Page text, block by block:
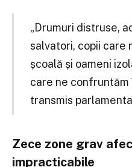
„Drumuri distruse,
salvatori, copii care
școală și oameni
care ne confruntăm
transmis
Zece zone grav
impracticabile